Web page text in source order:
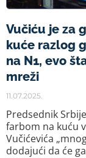
Vučiću je za
kuće razlog
na N1, evo
mreži
11.07.2025.
Predsednik
farbom na kuću
Vučićevića
dodajući da će